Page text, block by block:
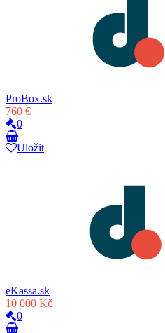
ProBox.sk
760 €
0
Uložit
eKassa.sk
10 000 Kč
0